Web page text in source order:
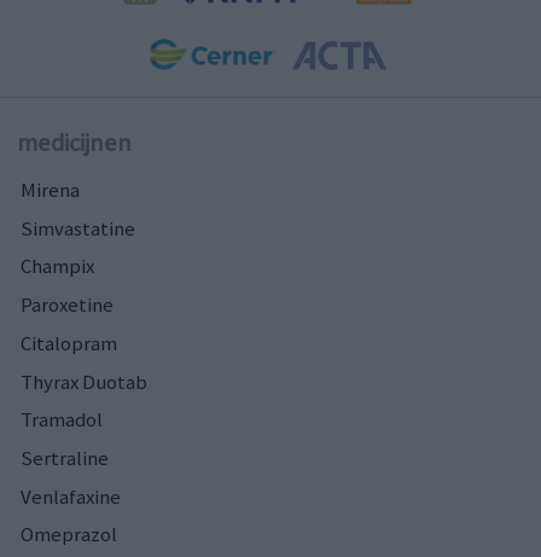
medicijnen
Mirena
Simvastatine
Champix
Paroxetine
Citalopram
Thyrax Duotab
Tramadol
Sertraline
Venlafaxine
Omeprazol